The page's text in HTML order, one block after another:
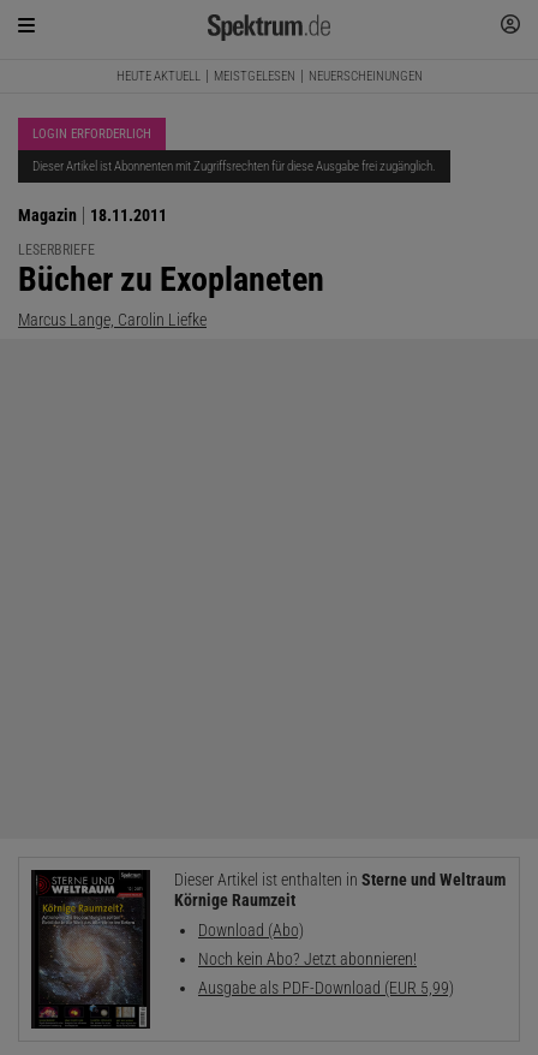
HEUTE AKTUELL MEISTGELESEN NEUERSCHEINUNGEN
LOGIN ERFORDERLICH
Dieser Artikel ist Abonnenten mit Zugriffsrechten für diese Ausgabe frei zugänglich.
Magazin 18.11.2011
LESERBRIEFE
:
Bücher zu Exoplaneten
Marcus Lange, Carolin Liefke
Dieser Artikel ist enthalten in Sterne und Weltraum
Körnige Raumzeit
Download (Abo)
Noch kein Abo? Jetzt abonnieren!
Ausgabe als PDF-Download (EUR 5,99)